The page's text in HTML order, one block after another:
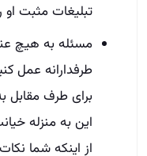
تبلیغات مثبت
مسئله به هیچ
طرفدارانه عمل
برای طرف مقابل
این به منزله
از اینکه شما